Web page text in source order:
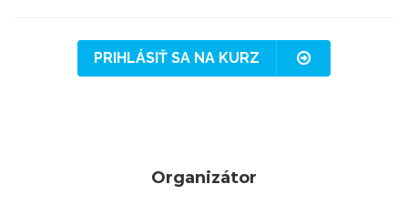
PRIHLÁSIŤ SA NA KURZ
Organizátor